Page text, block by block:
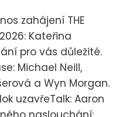
zahájení THE
2026: Kateřina
pro vás důležité.
Michael Neill,
a Wyn Morgan.
uzavřeTalk: Aaron